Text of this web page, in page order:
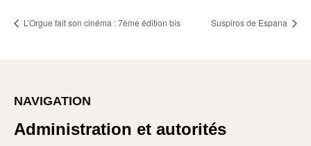
L’Orgue fait son cinéma : 7ème édition bis Suspiros de Espana
NAVIGATION
Administration et autorités